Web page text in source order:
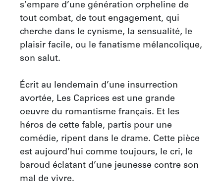
s’empare d’une génération orpheline de
tout combat, de tout engagement, qui
cherche dans le cynisme, la sensualité, le
plaisir facile, ou le fanatisme mélancolique,
son salut.
Écrit au lendemain d’une insurrection
avortée, Les Caprices est une grande
oeuvre du romantisme français. Et les
héros de cette fable, partis pour une
comédie, ripent dans le drame. Cette pièce
est aujourd’hui comme toujours, le cri, le
baroud éclatant d’une jeunesse contre son
mal de vivre.